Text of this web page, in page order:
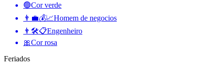
🟢Cor verde
👨‍💼💰📈Homem de negocios
👨🛠📋Engenheiro
🎀Cor rosa
Feriados